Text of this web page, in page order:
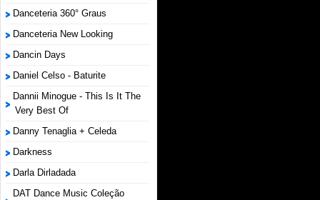
Danceteria 360° Graus
Danceteria New Looking
Dancin Days
Daniel Celso - Baturite
Dannii Minogue - This Is It The
Very Best Of
Danny Tenaglia + Celeda
Darkness
Darla Dirladada
DAT Dance Music Coleção